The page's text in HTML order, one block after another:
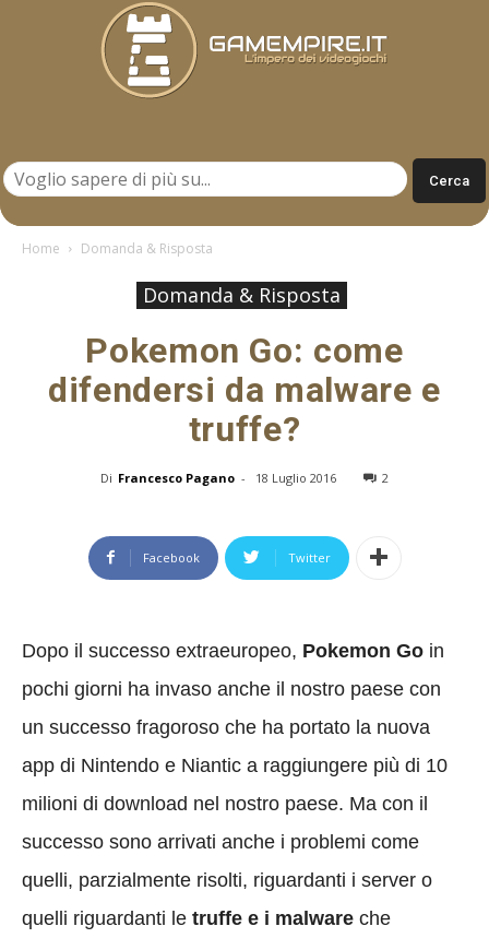
Home Domanda & Risposta
Domanda & Risposta
Pokemon Go: come
difendersi da malware e
truffe?
Di Francesco Pagano - 18 Luglio 2016 2
Facebook Twitter
Dopo il successo extraeuropeo, Pokemon Go in
pochi giorni ha invaso anche il nostro paese con
un successo fragoroso che ha portato la nuova
app di Nintendo e Niantic a raggiungere più di 10
milioni di download nel nostro paese. Ma con il
successo sono arrivati anche i problemi come
quelli, parzialmente risolti, riguardanti i server o
quelli riguardanti le truffe e i malware che